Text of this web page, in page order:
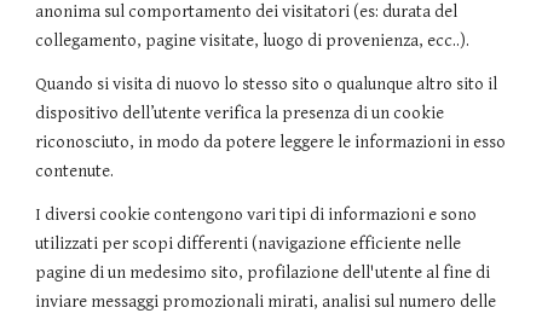
anonima sul comportamento dei visitatori (es: durata del
collegamento, pagine visitate, luogo di provenienza, ecc..).
Quando si visita di nuovo lo stesso sito o qualunque altro sito il
dispositivo dell’utente verifica la presenza di un cookie
riconosciuto, in modo da potere leggere le informazioni in esso
contenute.
I diversi cookie contengono vari tipi di informazioni e sono
utilizzati per scopi differenti (navigazione efficiente nelle
pagine di un medesimo sito, profilazione dell'utente al fine di
inviare messaggi promozionali mirati, analisi sul numero delle